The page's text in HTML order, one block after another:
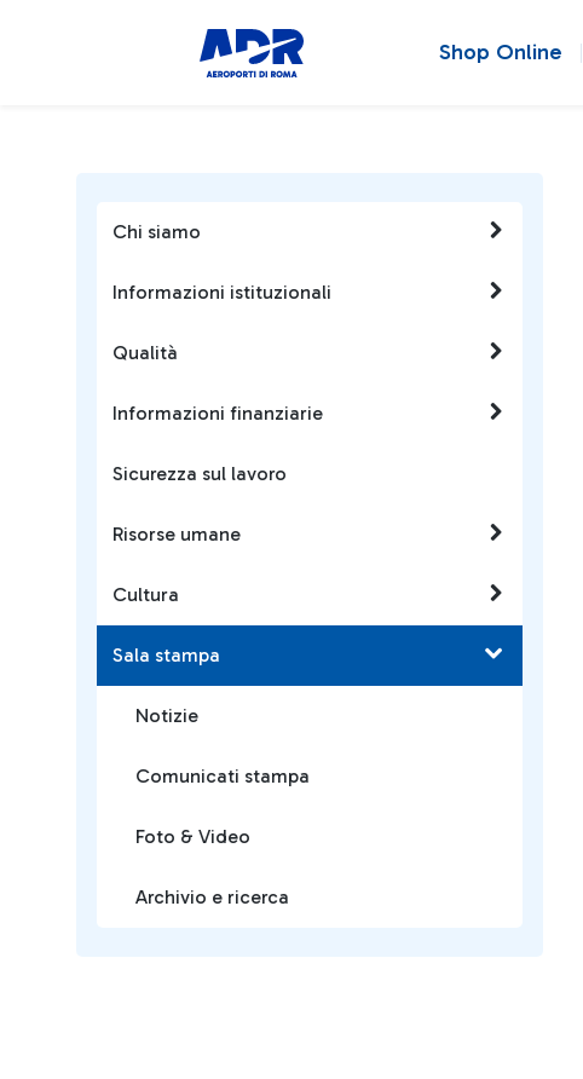
Shop Online
Chi siamo
Informazioni istituzionali
Qualità
Informazioni finanziarie
Sicurezza sul lavoro
Risorse umane
Cultura
Sala stampa
Notizie
Comunicati stampa
Foto & Video
Archivio e ricerca